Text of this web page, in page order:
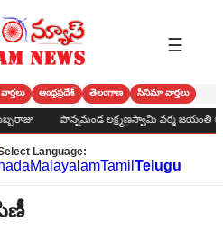
☰
ఆంధ్రప్రదేశ్ తెలంగాణ సినిమా వార్తలు
పొన్నమండ లక్ష్మణస్వామి వర్మ జయంతి రాష్ట్ర
Language:
MalayalamTamil Telugu